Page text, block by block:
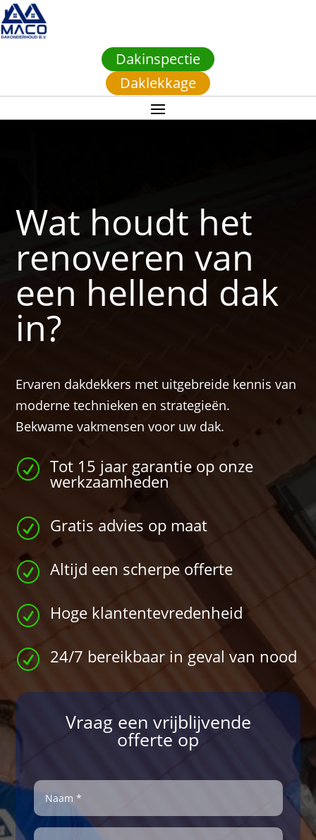
Dakinspectie
Daklekkage
Wat houdt het
renoveren van
een hellend dak
in?
Ervaren dakdekkers met uitgebreide kennis van
moderne technieken en strategieën.
Bekwame vakmensen voor uw dak.
R Tot 15 jaar garantie op onze
werkzaamheden
R Gratis advies op maat
R Altijd een scherpe offerte
R Hoge klantentevredenheid
R 24/7 bereikbaar in geval van nood
Vraag een vrijblijvende
offerte op